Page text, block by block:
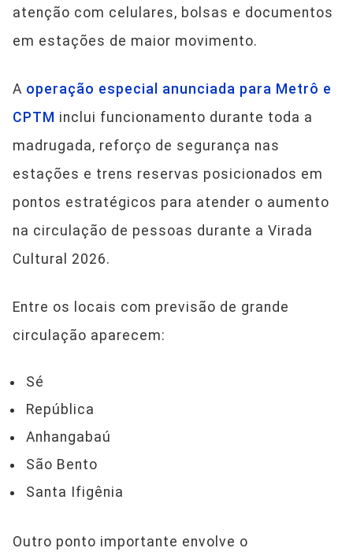
atenção com celulares, bolsas e documentos
em estações de maior movimento.
A operação especial anunciada para Metrô e
CPTM inclui funcionamento durante toda a
madrugada, reforço de segurança nas
estações e trens reservas posicionados em
pontos estratégicos para atender o aumento
na circulação de pessoas durante a Virada
Cultural 2026.
Entre os locais com previsão de grande
circulação aparecem:
Sé
República
Anhangabaú
São Bento
Santa Ifigênia
Outro ponto importante envolve o